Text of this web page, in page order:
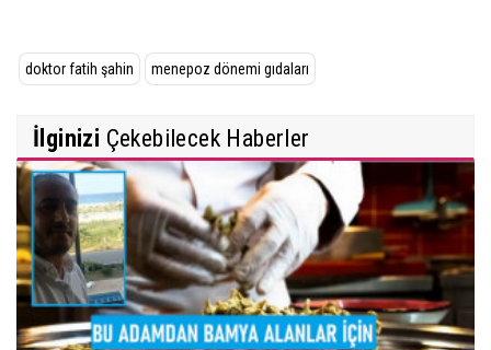
doktor fatih şahin menepoz dönemi gıdaları
İlginizi Çekebilecek Haberler